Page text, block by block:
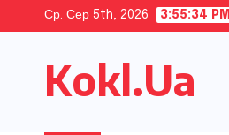
content
Ср. Сер 5th, 2026 3:55:36 PM
Kokl.Ua